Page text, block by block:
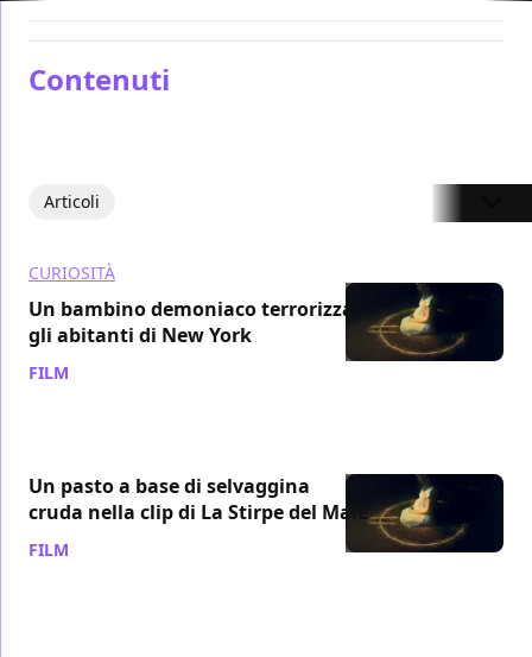
Contenuti
Articoli
CURIOSITÀ
Un bambino demoniaco terrorizza
gli abitanti di New York
FILM
Un pasto a base di selvaggina
cruda nella clip di La Stirpe del Male
FILM